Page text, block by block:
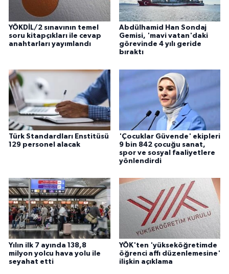
YÖKDİL/2 sınavının temel
soru kitapçıkları ile cevap
anahtarları yayımlandı
Abdülhamid Han Sondaj
Gemisi, 'mavi vatan'daki
görevinde 4 yılı geride
bıraktı
Türk Standardları Enstitüsü
129 personel alacak
'Çocuklar Güvende' ekipleri
9 bin 842 çocuğu sanat,
spor ve sosyal faaliyetlere
yönlendirdi
Yılın ilk 7 ayında 138,8
milyon yolcu hava yolu ile
seyahat etti
YÖK'ten 'yükseköğretimde
öğrenci affı düzenlemesine'
ilişkin açıklama